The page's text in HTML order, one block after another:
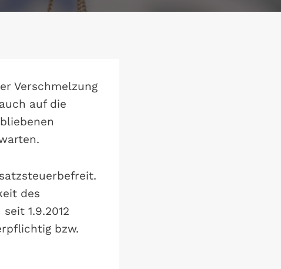
Verschmelzung
auf die
des
1.9.2012
bzw.